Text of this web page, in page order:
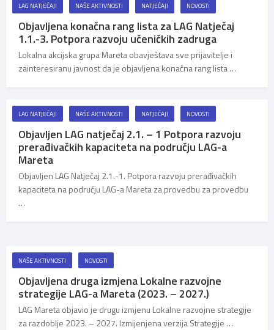
LAG NATJEČAJI NAŠE AKTIVNOSTI NATJEČAJI NOVOSTI
Objavljena konačna rang lista za LAG Natječaj
1.1.-3. Potpora razvoju učeničkih zadruga
Lokalna akcijska grupa Mareta obavještava sve prijavitelje i
zainteresiranu javnost da je objavljena konačna rang lista …
LAG NATJEČAJI NAŠE AKTIVNOSTI NATJEČAJI NOVOSTI
Objavljen LAG natječaj 2.1. – 1 Potpora razvoju
prerađivačkih kapaciteta na području LAG-a
Mareta
Objavljen LAG Natječaj 2.1.-1. Potpora razvoju prerađivačkih
kapaciteta na području LAG-a Mareta za provedbu za provedbu
…
NAŠE AKTIVNOSTI NOVOSTI
Objavljena druga izmjena Lokalne razvojne
strategije LAG-a Mareta (2023. – 2027.)
LAG Mareta objavio je drugu izmjenu Lokalne razvojne strategije
za razdoblje 2023. – 2027. Izmijenjena verzija Strategije …